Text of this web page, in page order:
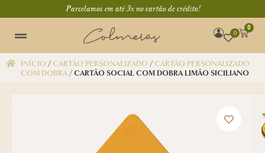
Parcelamos em até 3x no cartão de crédito!
0
0
INÍCIO/CARTÃO PERSONALIZADO/CARTÃO PERSONALIZADO
COM DOBRA/ CARTÃO SOCIAL COM DOBRA LIMÃO SICILIANO